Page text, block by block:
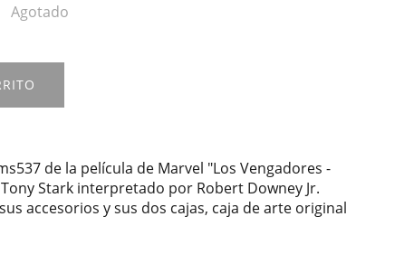
Agotado
de la película de Marvel "Los Vengadores -
Stark interpretado por Robert Downey Jr.
accesorios y sus dos cajas, caja de arte original